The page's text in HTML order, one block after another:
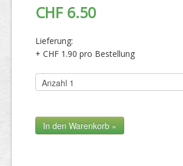
CHF 6.50
Lieferung:
+ CHF 1.90 pro Bestellung